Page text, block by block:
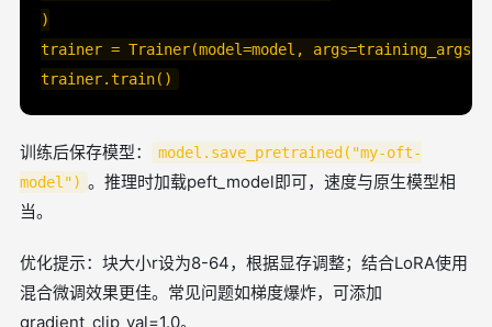
)
trainer = Trainer(model=model,
训练后保存模型：
model.save_pretrained("my-oft-
model") 。推理时加载peft_model即可，速度与原生模型相
当。
优化提示：块大小r设为8-64，根据显存调整；结合LoRA使用
混合微调效果更佳。常见问题如梯度爆炸，可添加
gradient_clip_val=1.0。